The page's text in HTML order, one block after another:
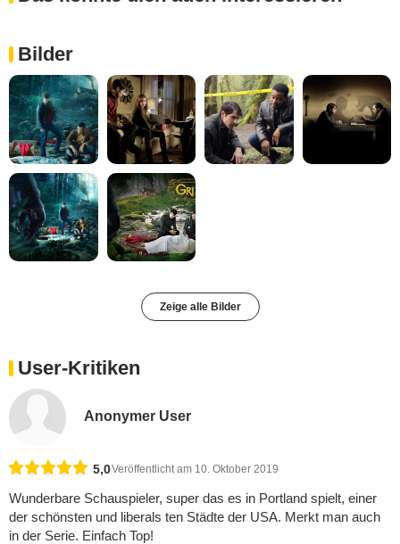
Bilder
Zeige alle Bilder
User-Kritiken
Anonymer User
5,0Veröffentlicht am 10. Oktober 2019
Wunderbare Schauspieler, super das es in Portland spielt, einer
der schönsten und liberals ten Städte der USA. Merkt man auch
in der Serie. Einfach Top!